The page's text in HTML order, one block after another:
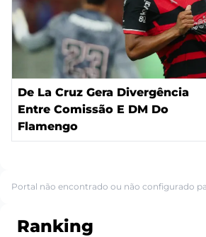
De La Cruz Gera Divergência
Entre Comissão E DM Do
Flamengo
Portal não encontrado ou não configurado
Ranking